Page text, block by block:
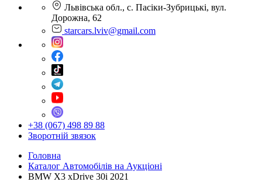
Львівська обл., с. Пасіки-Зубрицькі, вул.
Дорожна, 62
starcars.lviv@gmail.com
+38 (067) 498 89 88
Зворотній звязок
Головна
Каталог Автомобілів на Аукціоні
BMW X3 xDrive 30i 2021